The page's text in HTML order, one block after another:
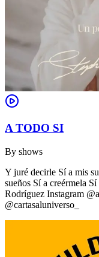
A TODO SI
By shows
Y juré decirle Sí a mis
sueños Sí a creérmela
Rodríguez Instagram
@cartasaluniverso_